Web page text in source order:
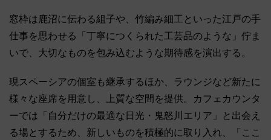
窓枠は鹿沼に伝わる組子や、竹編み細工といった江戸の手
仕事を思わせる「丁寧につくられた工芸品のような」佇ま
いで、大切なものを包み込むような期待感を演出する。
現スペーシアの個室も継承するほか、ラウンジなど新たに
様々な座席を用意し、上質な空間を提供。カフェカウンタ
ーでは「自分だけの最適な日光・鬼怒川エリア」と出会え
る場とするため、新しいものを積極的に取り入れ、「ここ